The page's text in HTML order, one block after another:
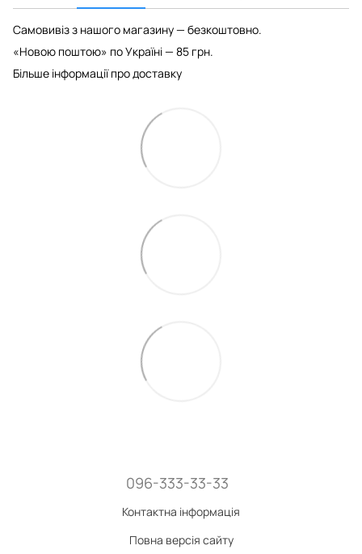
Самовивіз з нашого магазину — безкоштовно.
«Новою поштою» по Україні — 85 грн.
Більше інформації про доставку
096-333-33-33
Контактна інформація
Повна версія сайту